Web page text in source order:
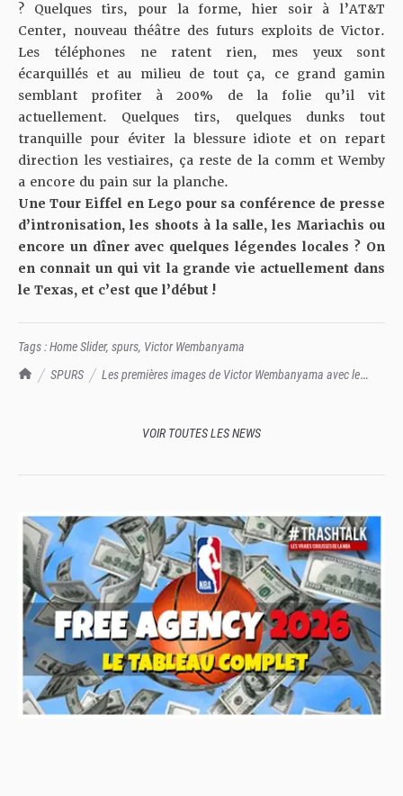
TrashTalk Actu NBA
SPURS
Les premières images de Victor Wembanyama avec le
? Quelques tirs, pour la forme, hier soir à l’AT&T
Center, nouveau théâtre des futurs exploits de Victor.
Les téléphones ne ratent rien, mes yeux sont
écarquillés et au milieu de tout ça, ce grand gamin
semblant profiter à 200% de la folie qu’il vit
actuellement. Quelques tirs, quelques dunks tout
tranquille pour éviter la blessure idiote et on repart
direction les vestiaires, ça reste de la comm et Wemby
a encore du pain sur la planche.
Une Tour Eiffel en Lego pour sa conférence de presse
d’intronisation, les shoots à la salle, les Mariachis ou
encore un dîner avec quelques légendes locales ? On
en connait un qui vit la grande vie actuellement dans
le Texas, et c’est que l’début !
Tags :Home Slider, spurs, Victor Wembanyama
VOIR TOUTES LES NEWS